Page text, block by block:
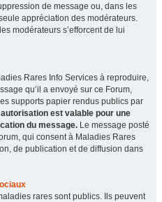
de message ou, dans les
appréciation des modérateurs.
modérateurs s’efforcent de lui
Rares Info Services à reproduire,
qu’il a envoyé sur ce Forum,
supports papier rendus publics par
est valable pour une
du message. Le message posté
qui consent à Maladies Rares
de publication et de diffusion dans
rares sont publics. Ils peuvent